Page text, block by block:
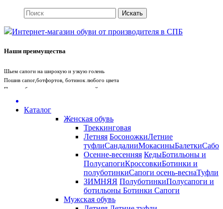
Интернет-магазин обуви от производителя в СПБ
Наши преимущества
Шьем сапоги на широкую и узкую голень
Пошив сапог,ботфортов, ботинок любого цвета
Пошив обуви вручную с учетом вашей стопы
Whatsapp+79675719880
Санкт-Петербург
Каталог
Женская обувь
Треккинговая
Летняя БосоножкиЛетние
туфлиСандалииМокасиныБалеткиСабо
Осенне-весенняя КедыБотильоны и
ПолусапогиКроссовкиБотинки и
полуботинкиСапоги осень-веснаТуфли
ЗИМНЯЯ ПолуботинкиПолусапоги и
ботильоны Ботинки Сапоги
Мужская обувь